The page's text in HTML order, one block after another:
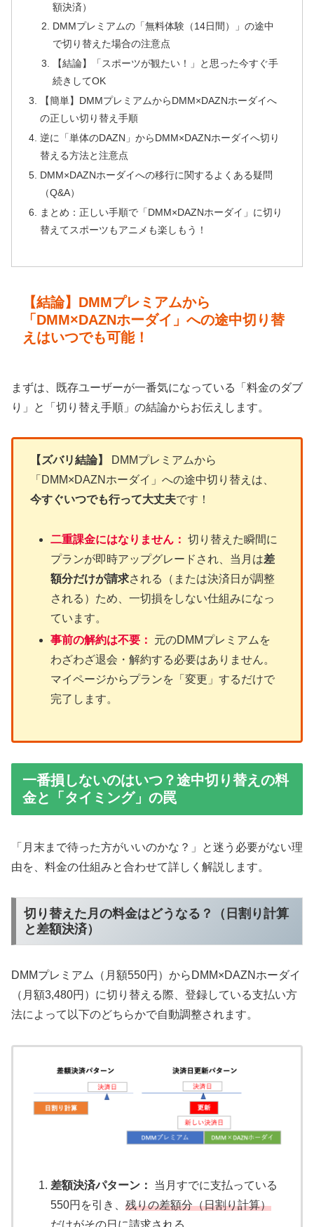
額決済）
DMMプレミアムの「無料体験（14日間）」の途中
で切り替えた場合の注意点
【結論】「スポーツが観たい！」と思った今すぐ手
続きしてOK
【簡単】DMMプレミアムからDMM×DAZNホーダイへ
の正しい切り替え手順
逆に「単体のDAZN」からDMM×DAZNホーダイへ切り
替える方法と注意点
DMM×DAZNホーダイへの移行に関するよくある疑問
（Q&A）
まとめ：正しい手順で「DMM×DAZNホーダイ」に切り
替えてスポーツもアニメも楽しもう！
【結論】DMMプレミアムから
「DMM×DAZNホーダイ」への途中切り替
えはいつでも可能！
まずは、既存ユーザーが一番気になっている「料金のダブ
り」と「切り替え手順」の結論からお伝えします。
【ズバリ結論】
DMMプレミアムから
「DMM×DAZNホーダイ」への途中切り替えは、
今すぐいつでも行って大丈夫です！
二重課金にはなりません： 切り替えた瞬間に
プランが即時アップグレードされ、当月は差
額分だけが請求される（または決済日が調整
される）ため、一切損をしない仕組みになっ
ています。
事前の解約は不要：
元のDMMプレミアムを
わざわざ退会・解約する必要はありません。
マイページからプランを「変更」するだけで
完了します。
一番損しないのはいつ？途中切り替えの料
金と「タイミング」の罠
「月末まで待った方がいいのかな？」と迷う必要がない理
由を、料金の仕組みと合わせて詳しく解説します。
切り替えた月の料金はどうなる？（日割り計算
と差額決済）
DMMプレミアム（月額550円）からDMM×DAZNホーダイ
（月額3,480円）に切り替える際、登録している支払い方
法によって以下のどちらかで自動調整されます。
差額決済パターン：
当月すでに支払っている
550円を引き、残りの差額分（日割り計算）
だけがその日に請求される。